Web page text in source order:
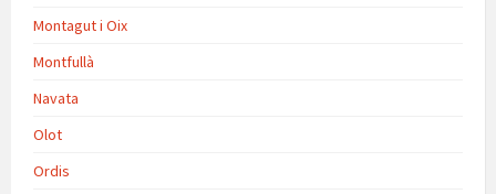
Montagut i Oix
Montfullà
Navata
Olot
Ordis